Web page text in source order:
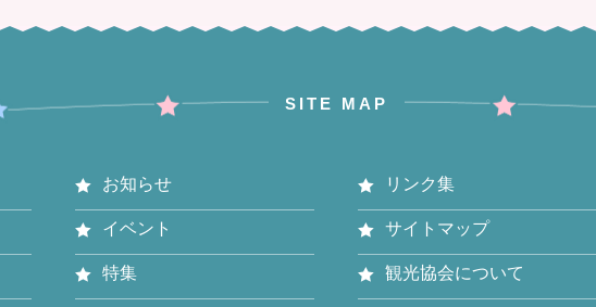
SITE MAP
お知らせ
イベント
特集
リンク集
サイトマップ
観光協会について